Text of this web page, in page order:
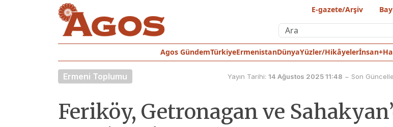
E-gazete/Arşiv
Agos GündemTürkiyeErmenistanDünyaYüzler/Hikâyeler
Ermeni Toplumu Yayın Tarihi: 14 Ağustos 2025 11:48 ~ Son
Feriköy, Getronagan ve